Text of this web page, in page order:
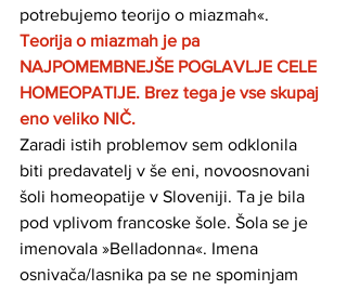
potrebujemo teorijo o miazmah«.
Teorija o miazmah je pa
NAJPOMEMBNEJŠE POGLAVLJE CELE
HOMEOPATIJE. Brez tega je vse skupaj
eno veliko NIČ.
Zaradi istih problemov sem odklonila
biti predavatelj v še eni, novoosnovani
šoli homeopatije v Sloveniji. Ta je bila
pod vplivom francoske šole. Šola se je
imenovala »Belladonna«. Imena
osnivača/lasnika pa se ne spominjam